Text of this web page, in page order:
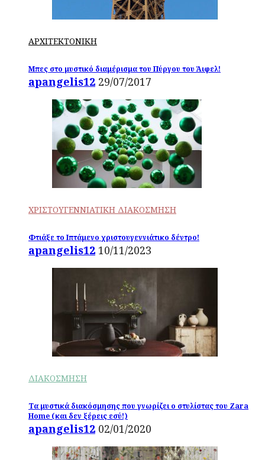
ΑΡΧΙΤΕΚΤΟΝΙΚΗ
Μπες στο μυστικό διαμέρισμα του Πύργου του Άιφελ!
apangelis12 29/07/2017
ΧΡΙΣΤΟΥΓΕΝΝΙΑΤΙΚΗ ΔΙΑΚΟΣΜΗΣΗ
Φτιάξε το Ιπτάμενο χριστουγεννιάτικο δέντρο!
apangelis12 10/11/2023
ΔΙΑΚΟΣΜΗΣΗ
Τα μυστικά διακόσμησης που γνωρίζει ο στυλίστας του Zara
Home (και δεν ξέρεις εσύ!)
apangelis12 02/01/2020